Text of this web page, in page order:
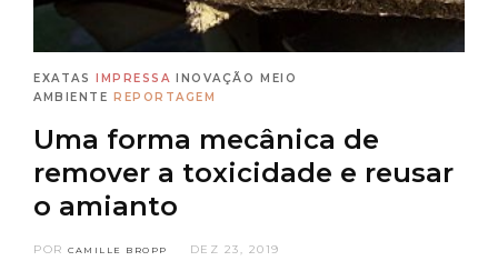
EXATAS IMPRESSA INOVAÇÃO MEIO
AMBIENTE REPORTAGEM
Uma forma mecânica de
remover a toxicidade e reusar
o amianto
POR CAMILLE BROPP DEZ 23, 2019